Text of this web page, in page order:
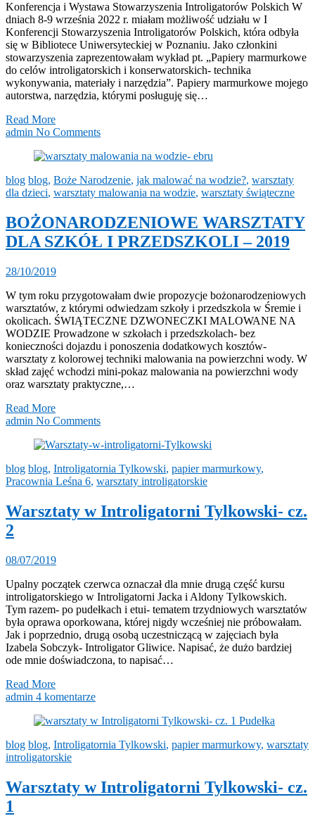
Konferencja i Wystawa Stowarzyszenia Introligatorów Polskich W
dniach 8-9 września 2022 r. miałam możliwość udziału w I
Konferencji Stowarzyszenia Introligatorów Polskich, która odbyła
się w Bibliotece Uniwersyteckiej w Poznaniu. Jako członkini
stowarzyszenia zaprezentowałam wykład pt. „Papiery marmurkowe
do celów introligatorskich i konserwatorskich- technika
wykonywania, materiały i narzędzia”. Papiery marmurkowe mojego
autorstwa, narzędzia, którymi posługuję się…
Read More
admin No Comments
blog blog, Boże Narodzenie, jak malować na wodzie?, warsztaty
dla dzieci, warsztaty malowania na wodzie, warsztaty świąteczne
BOŻONARODZENIOWE WARSZTATY
DLA SZKÓŁ I PRZEDSZKOLI – 2019
28/10/2019
W tym roku przygotowałam dwie propozycje bożonarodzeniowych
warsztatów, z którymi odwiedzam szkoły i przedszkola w Śremie i
okolicach. ŚWIĄTECZNE DZWONECZKI MALOWANE NA
WODZIE Prowadzone w szkołach i przedszkolach- bez
konieczności dojazdu i ponoszenia dodatkowych kosztów-
warsztaty z kolorowej techniki malowania na powierzchni wody. W
skład zajęć wchodzi mini-pokaz malowania na powierzchni wody
oraz warsztaty praktyczne,…
Read More
admin No Comments
blog blog, Introligatornia Tylkowski, papier marmurkowy,
Pracownia Leśna 6, warsztaty introligatorskie
Warsztaty w Introligatorni Tylkowski- cz.
2
08/07/2019
Upalny początek czerwca oznaczał dla mnie drugą część kursu
introligatorskiego w Introligatorni Jacka i Aldony Tylkowskich.
Tym razem- po pudełkach i etui- tematem trzydniowych warsztatów
była oprawa oporkowana, której nigdy wcześniej nie próbowałam.
Jak i poprzednio, drugą osobą uczestniczącą w zajęciach była
Izabela Sobczyk- Introligator Gliwice. Napisać, że dużo bardziej
ode mnie doświadczona, to napisać…
Read More
admin 4 komentarze
blog blog, Introligatornia Tylkowski, papier marmurkowy, warsztaty
introligatorskie
Warsztaty w Introligatorni Tylkowski- cz.
1